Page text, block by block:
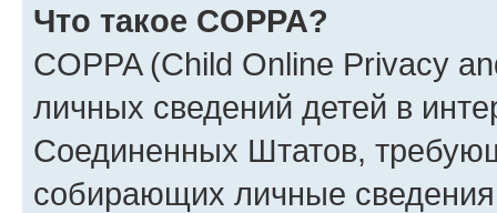
Что такое COPPA?
COPPA (Child Online Privacy
личных сведений детей в
Соединенных Штатов,
собирающих личные